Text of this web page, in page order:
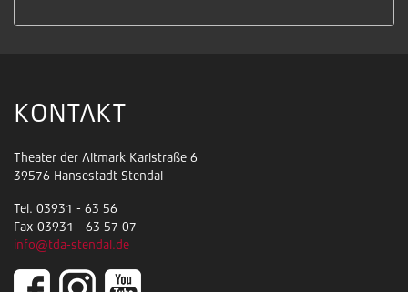
KONTAKT
Theater der Altmark Karlstraße 6
39576 Hansestadt Stendal
Tel. 03931 - 63 56
Fax 03931 - 63 57 07
info@tda-stendal.de